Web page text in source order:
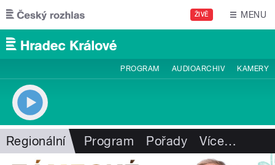
Přejít k hlavnímu obsahu
ŽIVĚ MENU
PROGRAM AUDIOARCHIV KAMERY
Regionální Program Pořady Více…